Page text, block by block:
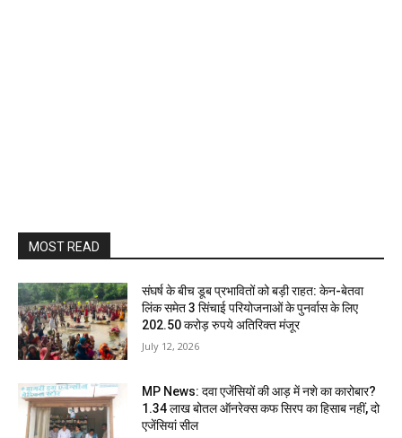
MOST READ
संघर्ष के बीच डूब प्रभावितों को बड़ी राहत: केन-बेतवा
लिंक समेत 3 सिंचाई परियोजनाओं के पुनर्वास के लिए
202.50 करोड़ रुपये अतिरिक्त मंजूर
July 12, 2026
MP News: दवा एजेंसियों की आड़ में नशे का कारोबार?
1.34 लाख बोतल ऑनरेक्स कफ सिरप का हिसाब नहीं, दो
एजेंसियां सील